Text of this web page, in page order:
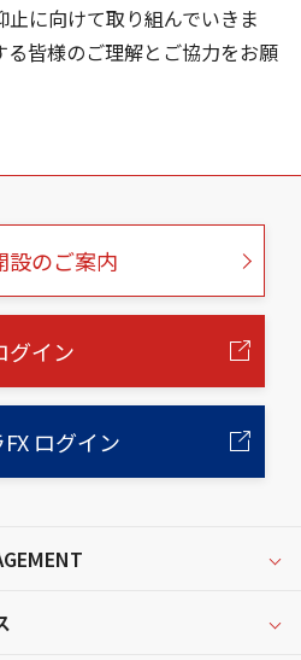
に向けて取り組んでいきま
る皆様のご理解とご協力をお願
設のご案内
グイン
FX ログイン